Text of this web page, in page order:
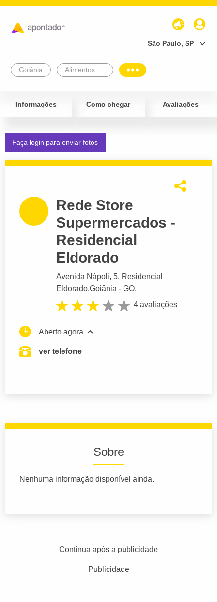
São Paulo, SP
Goiânia
Informações Como chegar Avaliações
Faça login para enviar fotos
Rede Store
Supermercados -
Residencial
Eldorado
Avenida Nápoli, 5, Residencial
Eldorado,Goiânia - GO,
4 avaliações
Aberto agora
ver telefone
Sobre
Nenhuma informação disponível ainda.
Continua após a publicidade
Publicidade